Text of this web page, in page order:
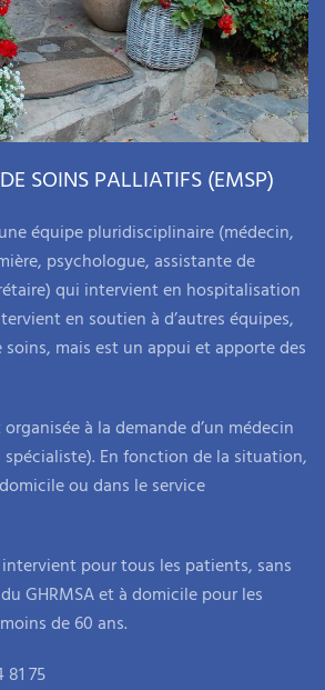
SOINS PALLIATIFS (EMSP)
équipe pluridisciplinaire (médecin,
psychologue, assistante de
qui intervient en hospitalisation
en soutien à d’autres équipes,
soins, mais est un appui et apporte des
à la demande d’un médecin
En fonction de la situation,
ou dans le service
intervient pour tous les patients, sans
GHRMSA et à domicile pour les
de 60 ans.
81 75